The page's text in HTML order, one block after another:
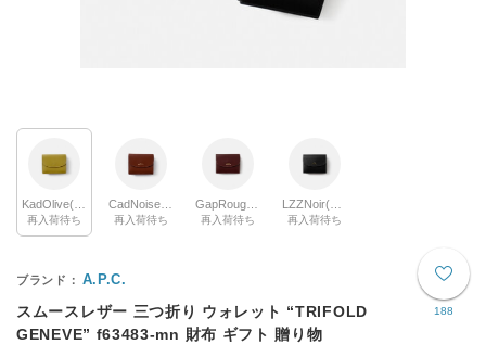
再入荷待ち 再入荷待ち 再入荷待ち 再入荷待ち
188
A.P.C.
スムースレザー 三つ折り ウォレット “TRIFOLD
GENEVE” f63483-mn 財布 ギフト 贈り物